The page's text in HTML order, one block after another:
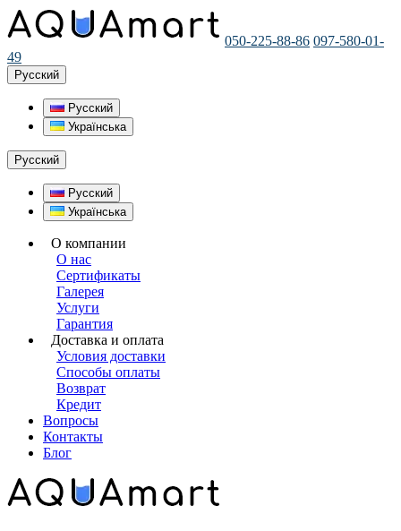
050-225-88-86 097-580-01-
49
Русский
Русский
Українська
Русский
Русский
Українська
О компании
О нас
Сертификаты
Галерея
Услуги
Гарантия
Доставка и оплата
Условия доставки
Способы оплаты
Возврат
Кредит
Вопросы
Контакты
Блог